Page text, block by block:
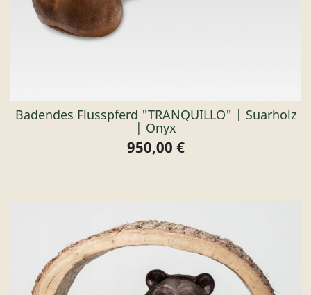
Badendes Flusspferd "TRANQUILLO" | Suarholz
| Onyx
Preis
950,00 €